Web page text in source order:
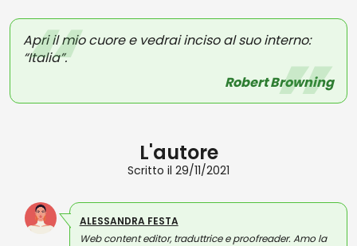
Apri il mio cuore e vedrai inciso al suo interno:
“Italia”.
Robert Browning
L'autore
Scritto il 29/11/2021
ALESSANDRA FESTA
Web content editor, traduttrice e proofreader. Amo la